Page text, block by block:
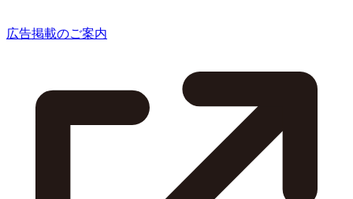
広告掲載のご案内